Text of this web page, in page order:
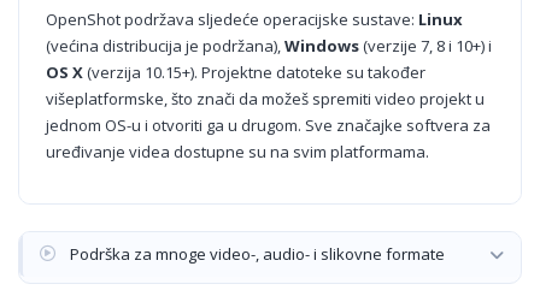
OpenShot podržava sljedeće operacijske sustave: Linux
(većina distribucija je podržana),Windows(verzije 7, 8 i 10+) i
OS X(verzija 10.15+). Projektne datoteke su također
višeplatformske, što znači da možeš spremiti video projekt u
jednom OS-u i otvoriti ga u drugom. Sve značajke softvera za
uređivanje videa dostupne su na svim platformama.
Podrška za mnoge video-, audio- i slikovne formate